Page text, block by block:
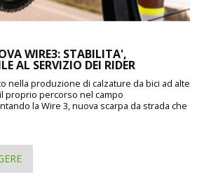
WIRE3: STABILITA',
AL SERVIZIO DEI RIDER
nella produzione di calzature da bici ad alte
proprio percorso nel campo
la Wire 3, nuova scarpa da strada che